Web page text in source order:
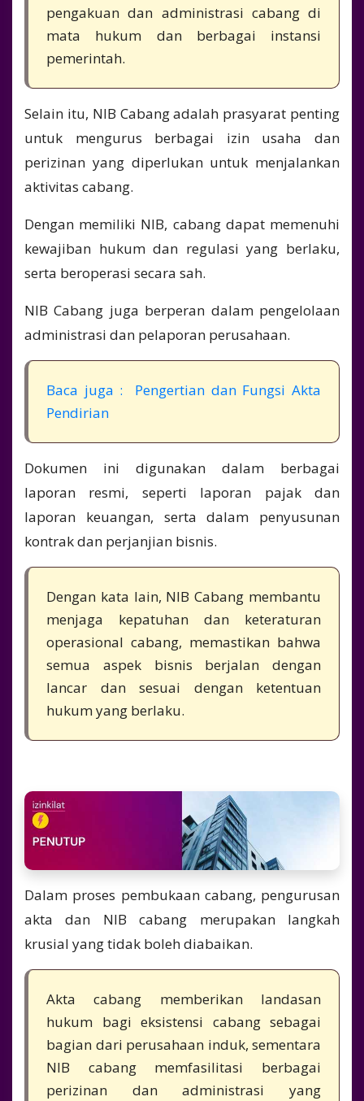
pengakuan dan administrasi cabang di
mata hukum dan berbagai instansi
pemerintah.
Selain itu, NIB Cabang adalah prasyarat penting
untuk mengurus berbagai izin usaha dan
perizinan yang diperlukan untuk menjalankan
aktivitas cabang.
Dengan memiliki NIB, cabang dapat memenuhi
kewajiban hukum dan regulasi yang berlaku,
serta beroperasi secara sah.
NIB Cabang juga berperan dalam pengelolaan
administrasi dan pelaporan perusahaan.
Baca juga : Pengertian dan Fungsi Akta
Pendirian
Dokumen ini digunakan dalam berbagai
laporan resmi, seperti laporan pajak dan
laporan keuangan, serta dalam penyusunan
kontrak dan perjanjian bisnis.
Dengan kata lain, NIB Cabang membantu
menjaga kepatuhan dan keteraturan
operasional cabang, memastikan bahwa
semua aspek bisnis berjalan dengan
lancar dan sesuai dengan ketentuan
hukum yang berlaku.
Dalam proses pembukaan cabang, pengurusan
akta dan NIB cabang merupakan langkah
krusial yang tidak boleh diabaikan.
Akta cabang memberikan landasan
hukum bagi eksistensi cabang sebagai
bagian dari perusahaan induk, sementara
NIB cabang memfasilitasi berbagai
perizinan dan administrasi yang